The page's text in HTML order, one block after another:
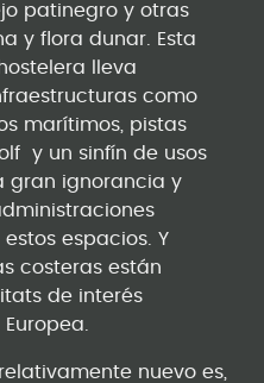
patinegro y otras
y flora dunar. Esta
lleva
como
marítimos, pistas
y un sinfín de usos
gran ignorancia y
espacios. Y
costeras están
de interés
nuevo es,